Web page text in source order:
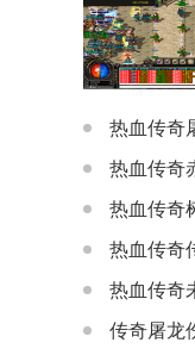
热血传奇
热血传奇
热血传奇
热血传奇
热血传奇
传奇屠龙